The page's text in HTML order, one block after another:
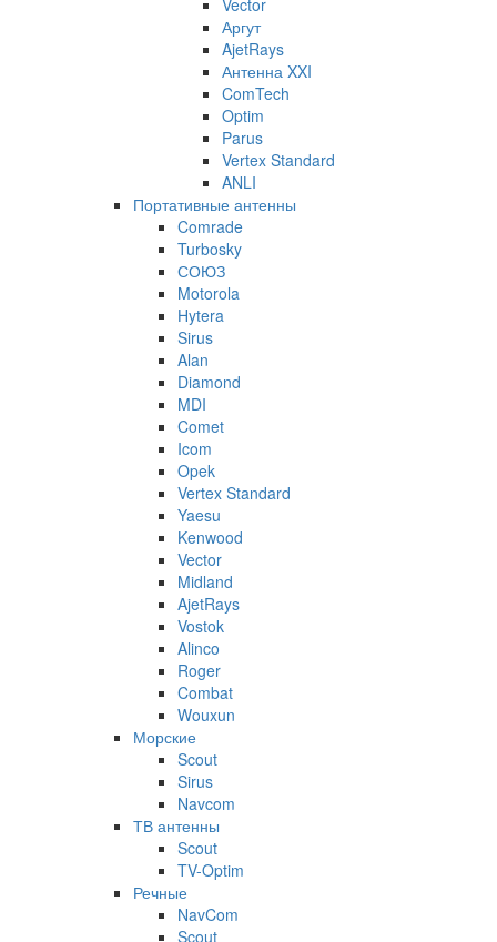
Аргут
AjetRays
Антенна XXI
ComTech
Optim
Parus
Vertex Standard
ANLI
Портативные антенны
Comrade
Turbosky
СОЮЗ
Motorola
Hytera
Sirus
Alan
Diamond
MDI
Comet
Icom
Opek
Vertex Standard
Yaesu
Kenwood
Vector
Midland
AjetRays
Vostok
Alinco
Roger
Combat
Wouxun
Морские
Scout
Sirus
Navcom
ТВ антенны
Scout
TV-Optim
Речные
NavCom
Scout